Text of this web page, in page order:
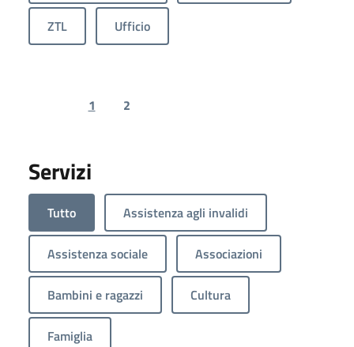
ZTL Ufficio
Previous page
1 2
Servizi
Tutto Assistenza agli invalidi
Assistenza sociale Associazioni
Bambini e ragazzi Cultura
Famiglia